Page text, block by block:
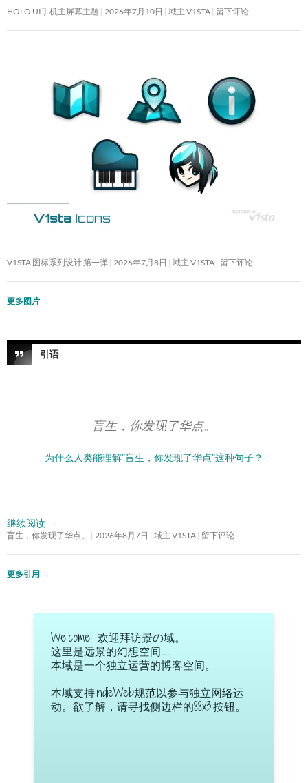
HOLO UI手机主屏幕主题 2026年7月10日 域主 V1STA 留下评论
V1STA 图标系列设计 第一弹 2026年7月8日 域主 V1STA 留下评论
更多图片 →
引语
盲生，你发现了华点。
为什么人类能理解”盲生，你发现了华点”这种句子？
继续阅读 →
盲生，你发现了华点。 2026年8月7日 域主 V1STA 留下评论
更多引用 →
Welcome! 欢迎拜访景の域。
这里是远景的幻想空间……
本域是一个独立运营的博客空间。
本域支持IndieWeb规范以参与独立网络运
动。欲了解，请寻找侧边栏的88x31按钮。